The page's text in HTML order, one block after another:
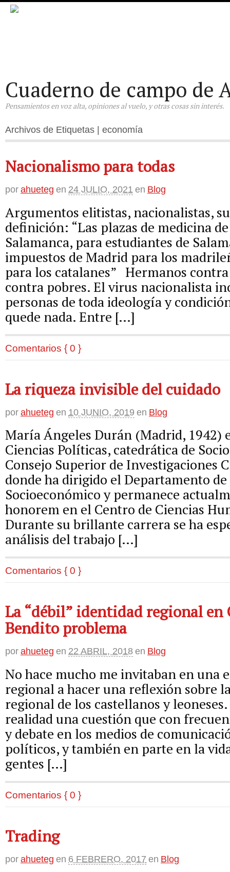
Cuaderno de campo de
Pensamientos en voz alta, opiniones al vuelo, y otras cosas sin interés.
Archivos de Etiquetas | economía
Nacionalismo para todas
por ahueteg en 24 JULIO, 2021 en Blog
Argumentos elitistas, nacionalistas,
definición: “Las plazas de medicina
Salamanca, para estudiantes de
impuestos de Madrid para los
para los catalanes” Hermanos
contra pobres. El virus nacionalista
personas de toda ideología y
quede nada. Entre […]
Comentarios { 0 }
La riqueza invisible del cuidado
por ahueteg en 10 JUNIO, 2019 en Blog
María Ángeles Durán (Madrid, 1942)
Ciencias Políticas, catedrática de
Consejo Superior de Investigaciones
donde ha dirigido el Departamento
Socioeconómico y permanece
honorem en el Centro de Ciencias
Durante su brillante carrera se ha
análisis del trabajo […]
Comentarios { 0 }
La “débil” identidad regional en
Bendito problema
por ahueteg en 22 ABRIL, 2018 en Blog
No hace mucho me invitaban en una
regional a hacer una reflexión sobre
regional de los castellanos y leoneses.
realidad una cuestión que con
y debate en los medios de
políticos, y también en parte en la
gentes […]
Comentarios { 0 }
Trading
por ahueteg en 6 FEBRERO, 2017 en Blog